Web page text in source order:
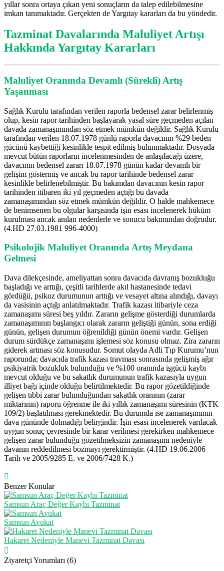
yıllar sonra ortaya çıkan yeni sonuçların da talep edilebilmesine
imkan tanımaktadır. Gerçekten de Yargıtay kararları da bu yöndedir.
Tazminat Davalarında Maluliyet Artışı
Hakkında Yargıtay Kararları
Maluliyet Oranında Devamlı (Sürekli) Artış
Yaşanması
Sağlık Kurulu tarafından verilen raporla bedensel zarar belirlenmiş
olup, kesin rapor tarihinden başlayarak yasal süre geçmeden açılan
davada zamanaşımından söz etmek mümkün değildir. Sağlık Kurulu
tarafından verilen 18.07.1978 günlü raporla davacının %29 beden
gücünü kaybettiği kesinlikle tespit edilmiş bulunmaktadır. Dosyada
mevcut bütün raporların incelenmesinden de anlaşılacağı üzere,
davacının bedensel zararı 18.07.1978 günün kadar devamlı bir
gelişim göstermiş ve ancak bu rapor tarihinde bedensel zarar
kesinlikle belirlenebilmiştir. Bu bakımdan davacının kesin rapor
tarihinden itibaren iki yıl geçmeden açtığı bu davada
zamanaşımından söz etmek mümkün değildir. O halde mahkemece
de benimsenen bu olgular karşısında işin esası incelenerek hüküm
kurulması ancak anılan nedenlerle ve sonucu bakımından doğrudur.
(4.HD 27.03.1981 996-4000)
Psikolojik Maluliyet Oranında Artış Meydana
Gelmesi
Dava dilekçesinde, ameliyattan sonra davacıda davranış bozukluğu
başladığı ve arttığı, çeşitli tarihlerde akıl hastanesinde tedavi
gördüğü, psikoz durumunun arttığı ve vesayet altına alındığı, davayı
da vasisinin açtığı anlatılmaktadır. Trafik kazası itibariyle ceza
zamanaşımı süresi beş yıldır. Zararın gelişme gösterdiği durumlarda
zamanaşımının başlangıcı olarak zararın geliştiği günün, sona erdiği
günün, gelişen durumun öğrenildiği günün önemi vardır. Gelişen
durum sürdükçe zamanaşımı işlemesi söz konusu olmaz. Zira zararın
giderek artması söz konusudur. Somut olayda Adli Tıp Kurumu’nun
raporunda; davacıda trafik kazası travması sonrasında gelişmiş ağır
psikiyatrik bozukluk bulunduğu ve %100 oranında işgücü kaybı
mevcut olduğu ve bu sakatlık durumunun trafik kazasıyla uygun
illiyet bağı içinde olduğu belirtilmektedir. Bu rapor gözetildiğinde
gelişen tıbbi zarar bulunduğundan sakatlık oranının (zarar
miktarının) raporu öğrenme ile iki yıllık zamanaşımı süresinin (KTK
109/2) başlatılması gerekmektedir. Bu durumda ise zamanaşımının
dava gününde dolmadığı belirgindir. İşin esası incelenerek varılacak
uygun sonuç çevresinde bir karar verilmesi gerekirken mahkemece
gelişen zarar bulunduğu gözetilmeksizin zamanaşımı nedeniyle
davanın reddedilmesi bozmayı gerektirmiştir. (4.HD 19.06.2006
Tarih ve 2005/9285 E. ve 2006/7428 K.)
Benzer Konular
Samsun Araç Değer Kaybı Tazminat
Samsun Avukat
Hakaret Nedeniyle Manevi Tazminat Davası
Ziyaretçi Yorumları (6)